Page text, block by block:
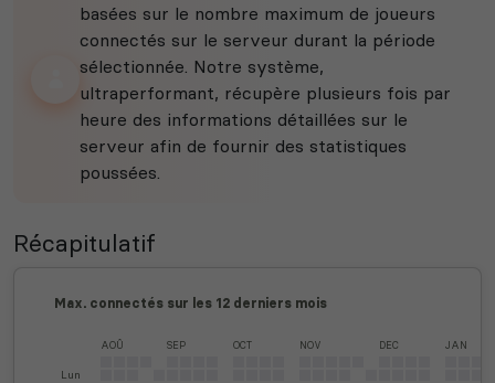
basées sur le nombre maximum de joueurs
connectés sur le serveur durant la période
sélectionnée. Notre système,
ultraperformant, récupère plusieurs fois par
heure des informations détaillées sur le
serveur afin de fournir des statistiques
poussées.
Récapitulatif
Max. connectés sur les 12 derniers mois
Lun
AOÛ SEP OCT NOV DEC JAN